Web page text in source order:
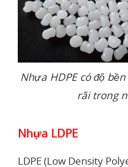
Nhựa HDPE có độ
rãi trong
Nhựa LDPE
LDPE (Low Density